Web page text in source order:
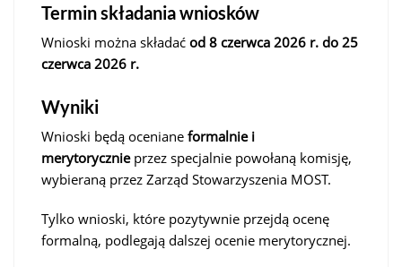
Termin składania wniosków
Wnioski można składać od 8 czerwca 2026 r. do 25
czerwca 2026 r.
Wyniki
Wnioski będą oceniane formalnie i
merytorycznieprzez specjalnie powołaną komisję,
wybieraną przez Zarząd Stowarzyszenia MOST.
Tylko wnioski, które pozytywnie przejdą ocenę
formalną, podlegają dalszej ocenie merytorycznej.